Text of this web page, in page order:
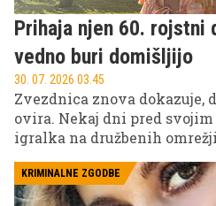
Prihaja njen 60. rojstni
vedno buri domišljijo
30. 07. 2026 03.45
Zvezdnica znova dokazuje,
ovira. Nekaj dni pred
igralka na družbenih
pokazala izklesano
sledilce.
KRIMINALNE ZGODBE